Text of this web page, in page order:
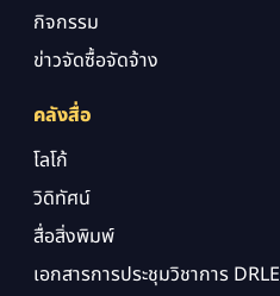
กิจกรรม
ข่าวจัดซื้อจัดจ้าง
คลังสื่อ
โลโก้
วิดิทัศน์
สื่อสิ่งพิมพ์
เอกสารการประชุมวิชาการ DRLE